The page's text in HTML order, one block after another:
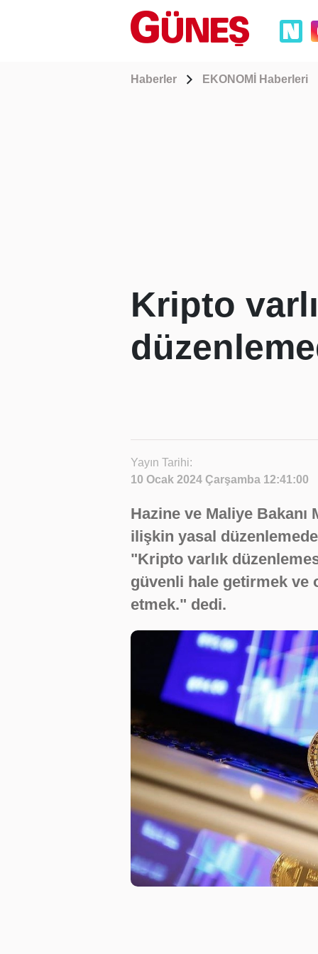
Haberler EKONOMİ Haberleri
Kripto
Yayın Tarihi:
10 Ocak 2024 Çarşamba 12:41:00
Hazine ve Maliye
ilişkin yasal
"Kripto varlık
güvenli hale getirmek ve
etmek." dedi.